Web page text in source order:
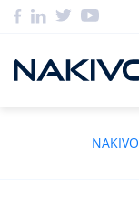
NAKIVO